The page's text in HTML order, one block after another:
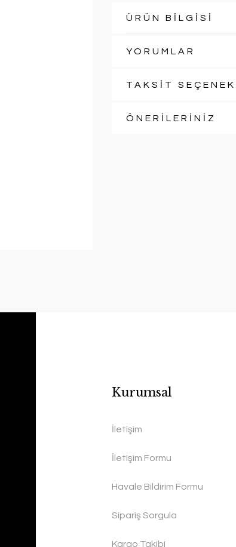
ÜRÜN BİLGİSİ
YORUMLAR
TAKSİT
ÖNERİLERİNİZ
Kurumsal
İletişim
İletişim Formu
Havale Bildirim Formu
Sipariş Sorgula
Kargo Takibi